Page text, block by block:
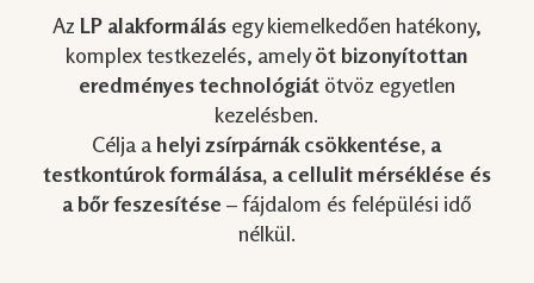
Az LP alakformálásegy kiemelkedően hatékony,
komplex testkezelés, amelyöt bizonyítottan
eredményes technológiátötvöz egyetlen
kezelésben.
Célja a helyi zsírpárnák csökkentése, a
testkontúrok formálása, a cellulit mérséklése és
a bőr feszesítése – fájdalom és felépülési idő
nélkül.